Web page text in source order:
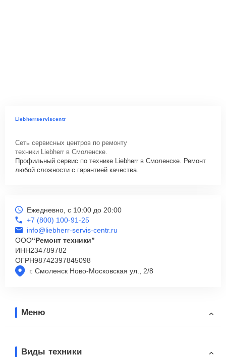
Liebherrserviscentr
Сеть сервисных центров по ремонту
техники Liebherr в Смоленске.
Профильный сервис по технике Liebherr в Смоленске. Ремонт
любой сложности с гарантией качества.
г. Смоленск Ново-Московская ул., 2/8
Ежедневно, с 10:00 до 20:00
+7 (800) 100-91-25
info@liebherr-servis-centr.ru
ООО“Ремонт техники”
ИНН234789782
ОГРН98742397845098
Меню
Виды техники